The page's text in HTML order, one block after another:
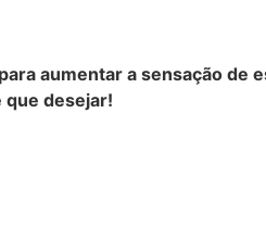
aumentar a sensação de
que desejar!